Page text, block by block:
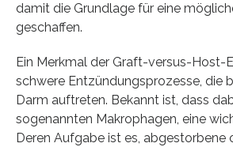
damit die Grundlage für eine
geschaffen.
Ein Merkmal der Graft-versus-Host-
schwere Entzündungsprozesse, die
Darm auftreten. Bekannt ist, dass
sogenannten Makrophagen, eine
Deren Aufgabe ist es, abgestorbene